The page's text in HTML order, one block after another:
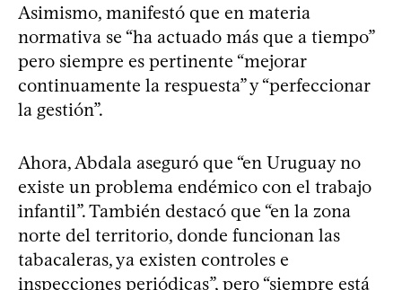
Asimismo, manifestó que en materia
normativa se “ha actuado más que a tiempo”
pero siempre es pertinente “mejorar
continuamente la respuesta” y “perfeccionar
la gestión”.
Ahora, Abdala aseguró que “en Uruguay no
existe un problema endémico con el trabajo
infantil”. También destacó que “en la zona
norte del territorio, donde funcionan las
tabacaleras, ya existen controles e
inspecciones periódicas”, pero “siempre está